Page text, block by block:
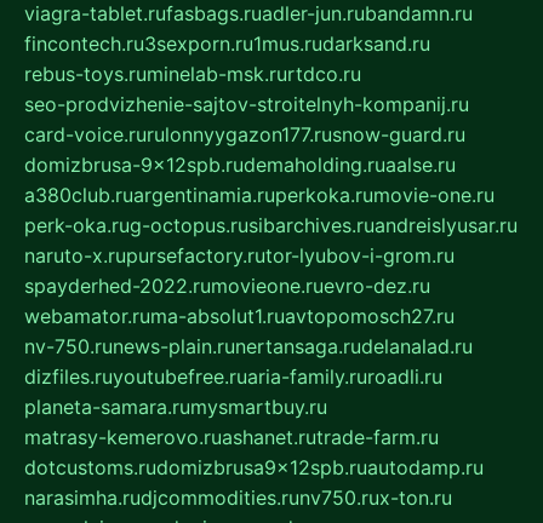
viagra-tablet.rufasbags.ruadler-jun.rubandamn.ru
fincontech.ru3sexporn.ru1mus.rudarksand.ru
rebus-toys.ruminelab-msk.rurtdco.ru
seo-prodvizhenie-sajtov-stroitelnyh-kompanij.ru
card-voice.rurulonnyygazon177.rusnow-guard.ru
domizbrusa-9x12spb.rudemaholding.ruaalse.ru
a380club.ruargentinamia.ruperkoka.rumovie-one.ru
perk-oka.rug-octopus.rusibarchives.ruandreislyusar.ru
naruto-x.rupursefactory.rutor-lyubov-i-grom.ru
spayderhed-2022.rumovieone.ruevro-dez.ru
webamator.ruma-absolut1.ruavtopomosch27.ru
nv-750.runews-plain.runertansaga.rudelanalad.ru
dizfiles.ruyoutubefree.ruaria-family.ruroadli.ru
planeta-samara.rumysmartbuy.ru
matrasy-kemerovo.ruashanet.rutrade-farm.ru
dotcustoms.rudomizbrusa9x12spb.ruautodamp.ru
narasimha.rudjcommodities.runv750.rux-ton.ru